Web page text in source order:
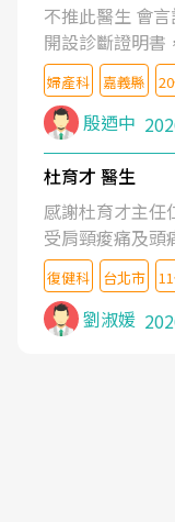
不推此醫生 會
開設診斷證明書
婦產科 嘉義縣
殷迺中
杜育才 醫生
感謝杜育才主任
受肩頸痠痛及頭
檢查,也嘗試過西
沒有用,後來連吃
症狀,沒多久就痛
台灣親友介紹
復健科 台北市
劉淑媛